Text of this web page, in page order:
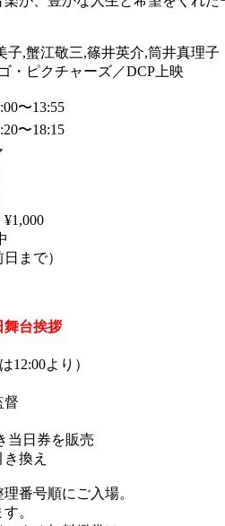
子,蟹江敬三,篠井英介,筒井真理子
・ピクチャーズ／DCP上映
〜13:55
〜18:15
まで）
舞台挨拶
12:00より）
督
当日券を販売
換え
番号順にご入場。
。